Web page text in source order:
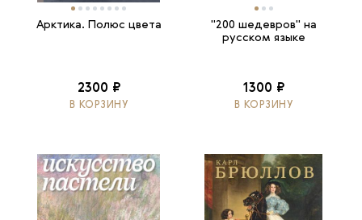
Арктика. Полюс цвета
2300 ₽
В КОРЗИНУ
"200 шедевров" на
русском языке
1300 ₽
В КОРЗИНУ